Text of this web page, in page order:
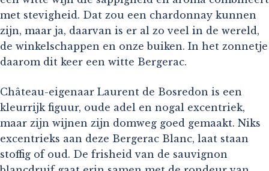
met stevigheid. Dat zou een chardonnay kunnen
zijn, maar ja, daarvan is er al zo veel in de wereld,
de winkelschappen en onze buiken. In het zonnetje
daarom dit keer een witte Bergerac.
Château-eigenaar Laurent de Bosredon is een
kleurrijk figuur, oude adel en nogal excentriek,
maar zijn wijnen zijn domweg goed gemaakt. Niks
excentrieks aan deze Bergerac Blanc, laat staan
stoffig of oud. De frisheid van de sauvignon